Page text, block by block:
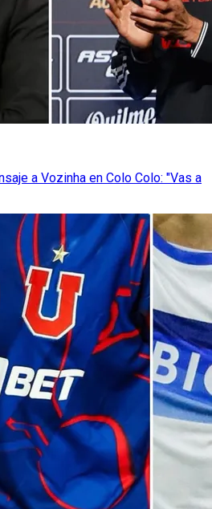
a Vozinha en Colo Colo: "Vas a